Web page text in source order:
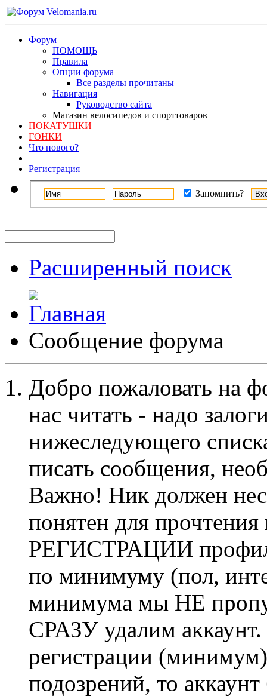
Форум
ПОМОЩЬ
Правила
Опции форума
Все разделы прочитаны
Навигация
Руководство сайта
Магазин велосипедов и спорттоваров
ПОКАТУШКИ
ГОНКИ
Что нового?
Регистрация
Запомнить?
Расширенный поиск
Сообщение форума
Добро пожаловать на
нас читать - надо
нижеследующего
писать сообщения,
Важно! Ник должен
понятен для
РЕГИСТРАЦИИ профиль
по минимуму (пол,
минимума мы НЕ
СРАЗУ удалим
регистрации
подозрений, то